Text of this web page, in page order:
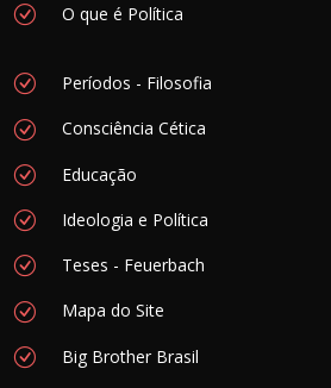
O que é Política
Períodos - Filosofia
Consciência Cética
Educação
Ideologia e Política
Teses - Feuerbach
Mapa do Site
Big Brother Brasil